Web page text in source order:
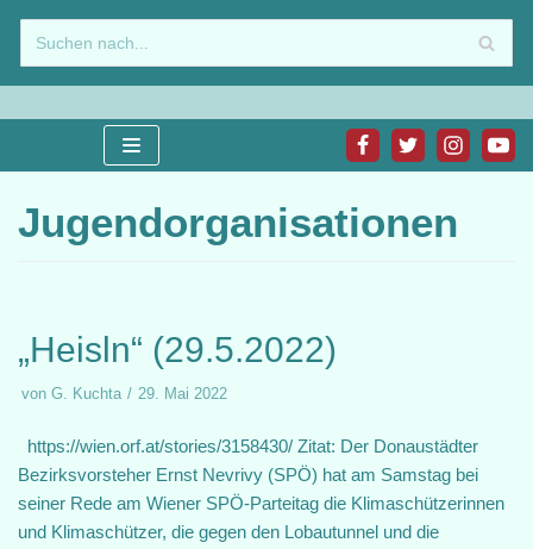
Zum
Inhalt
springen
Jugendorganisationen
„Heisln“ (29.5.2022)
von G. Kuchta 29. Mai 2022
https://wien.orf.at/stories/3158430/ Zitat: Der Donaustädter
Bezirksvorsteher Ernst Nevrivy (SPÖ) hat am Samstag bei
seiner Rede am Wiener SPÖ-Parteitag die Klimaschützerinnen
und Klimaschützer, die gegen den Lobautunnel und die